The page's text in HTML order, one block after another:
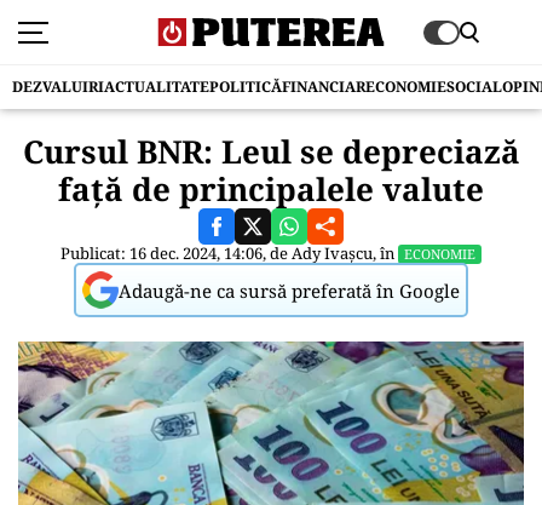
DEZVALUIRIACTUALITATEPOLITICĂFINANCIARECONOMIESOCIAL
Cursul BNR: Leul se depreciază
faţă de principalele valute
Publicat: 16 dec. 2024, 14:06, deAdy Ivașcu, în ECONOMIE
Adaugă-ne ca sursă preferată în Google